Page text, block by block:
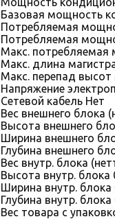
Базовая мощность
Потребляемая
Потребляемая
Макс. потребляемая
Макс. длина
Макс. перепад
Напряжение
Сетевой кабель Нет
Вес внешнего блока
Высота внешнего
Ширина внешнего
Глубина внешнего
Вес внутр. блока
Высота внутр. блока
Ширина внутр. блока
Глубина внутр.
Вес товара с